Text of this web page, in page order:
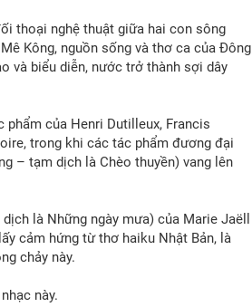
thoại nghệ thuật giữa hai con sông
Kông, nguồn sống và thơ ca của Đông
và biểu diễn, nước trở thành sợi dây
của Henri Dutilleux, Francis
trong khi các tác phẩm đương đại
– tạm dịch là Chèo thuyền) vang lên
là Những ngày mưa) của Marie Jaëll
cảm hứng từ thơ haiku Nhật Bản, là
chảy này.
này.